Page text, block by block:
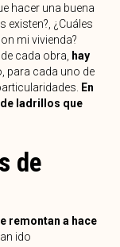
hacer una buena
existen?, ¿Cuáles
mi vivienda?
cada obra,
hay
para cada uno de
En
ladrillos que
de
remontan a hace
ido